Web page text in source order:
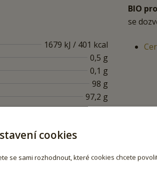
1679 kJ / 401 kcal
0,5 g
0,1 g
98 g
97,2 g
0,3 g
BIO
se
cookies
se sami rozhodnout, které cookies chcete